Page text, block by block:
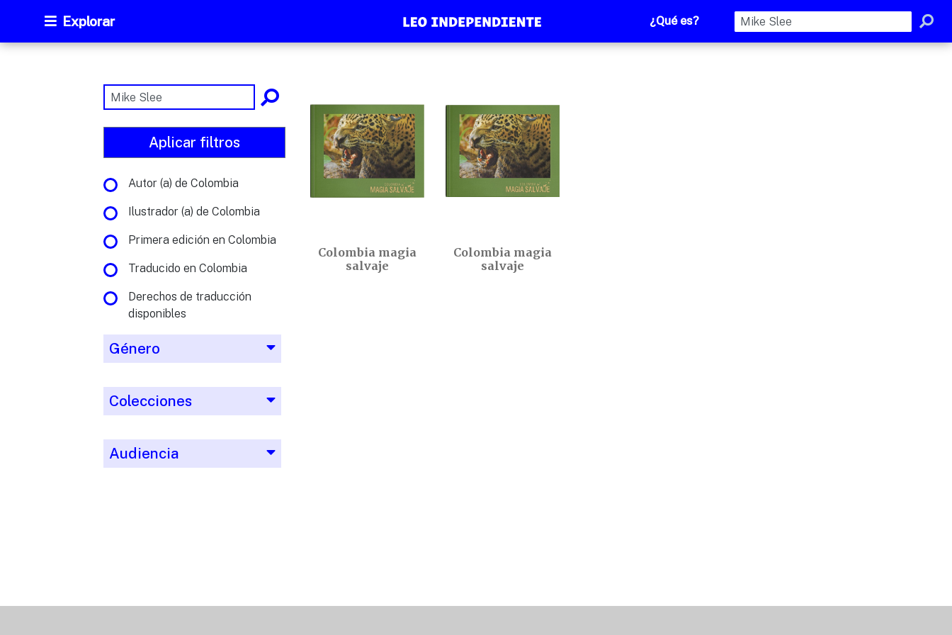
Explorar ¿Qué es?
Aplicar filtros
Autor (a) de Colombia
Ilustrador (a) de Colombia
Primera edición en Colombia
Traducido en Colombia
Derechos de traducción
disponibles
Género
Colecciones
Audiencia
Colombia magia
salvaje
Colombia magia
salvaje